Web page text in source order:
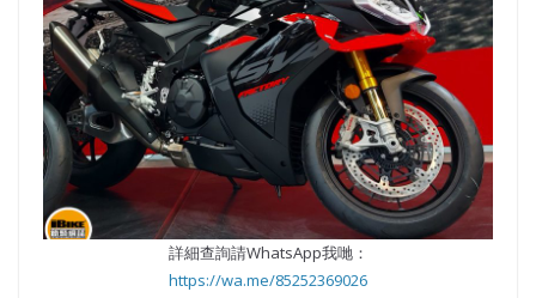
詳細查詢請WhatsApp我哋：
https://wa.me/85252369026